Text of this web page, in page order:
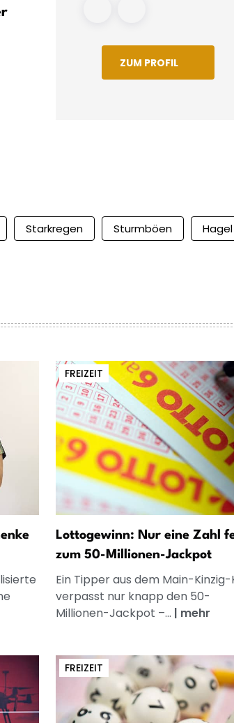
ZUM PROFIL
Starkregen Sturmböen Hagel
FREIZEIT
Lottogewinn: Nur eine Zahl
zum 50-Millionen-Jackpot
Ein Tipper aus dem Main-Kinzig-
verpasst nur knapp den 50-
Millionen-Jackpot –... | mehr
FREIZEIT